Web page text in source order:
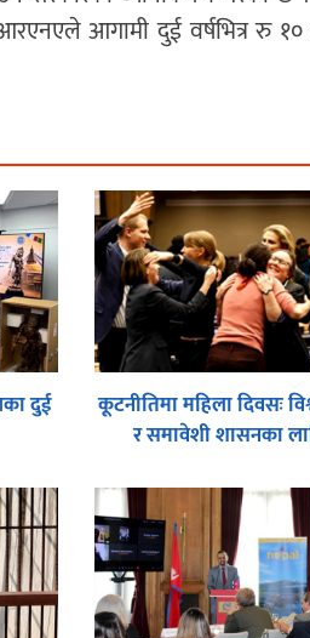
आगामी दुई वर्षभित्र रु १०
दुई
कूटनीतिमा महिला दिवसः
र समावेशी शासनका